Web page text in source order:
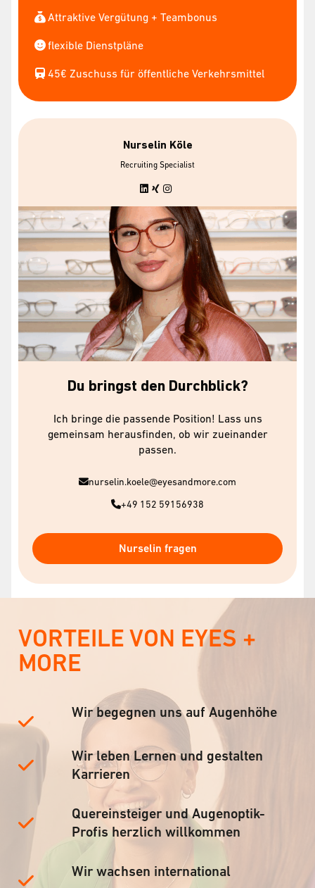
Attraktive Vergütung + Teambonus
flexible Dienstpläne
45€ Zuschuss für öffentliche Verkehrsmittel
Nurselin Köle
Recruiting Specialist
Du bringst den Durchblick?
Ich bringe die passende Position! Lass uns
gemeinsam herausfinden, ob wir zueinander
passen.
nurselin.koele@eyesandmore.com
+49 152 59156938
Nurselin fragen
VORTEILE VON EYES +
MORE
Wir begegnen uns auf Augenhöhe
Wir leben Lernen und gestalten
Karrieren
Quereinsteiger und Augenoptik-
Profis herzlich willkommen
Wir wachsen international